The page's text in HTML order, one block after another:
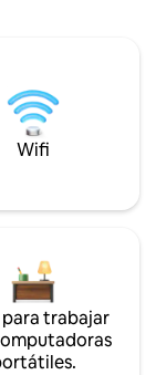
Wifi
trabajar